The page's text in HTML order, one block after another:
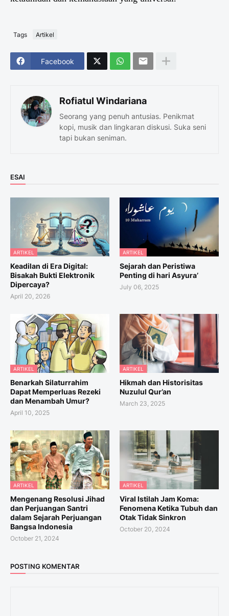
Tags Artikel
Facebook
Rofiatul Windariana
Seorang yang penuh antusias. Penikmat
kopi, musik dan lingkaran diskusi. Suka seni
tapi bukan seniman.
ESAI
ARTIKEL
Keadilan di Era Digital:
Bisakah Bukti Elektronik
Dipercaya?
April 20, 2026
ARTIKEL
Sejarah dan Peristiwa
Penting di hari Asyura’
July 06, 2025
ARTIKEL
Benarkah Silaturrahim
Dapat Memperluas Rezeki
dan Menambah Umur?
April 10, 2025
ARTIKEL
Hikmah dan Historisitas
Nuzulul Qur’an
March 23, 2025
ARTIKEL
Mengenang Resolusi Jihad
dan Perjuangan Santri
dalam Sejarah Perjuangan
Bangsa Indonesia
October 21, 2024
ARTIKEL
Viral Istilah Jam Koma:
Fenomena Ketika Tubuh dan
Otak Tidak Sinkron
October 20, 2024
POSTING KOMENTAR